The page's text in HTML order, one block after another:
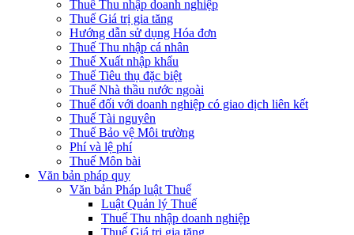
Thuế Thu nhập doanh nghiệp
Thuế Giá trị gia tăng
Hướng dẫn sử dụng Hóa đơn
Thuế Thu nhập cá nhân
Thuế Xuất nhập khẩu
Thuế Tiêu thụ đặc biệt
Thuế Nhà thầu nước ngoài
Thuế đối với doanh nghiệp có giao dịch liên kết
Thuế Tài nguyên
Thuế Bảo vệ Môi trường
Phí và lệ phí
Thuế Môn bài
Văn bản pháp quy
Văn bản Pháp luật Thuế
Luật Quản lý Thuế
Thuế Thu nhập doanh nghiệp
Thuế Giá trị gia tăng